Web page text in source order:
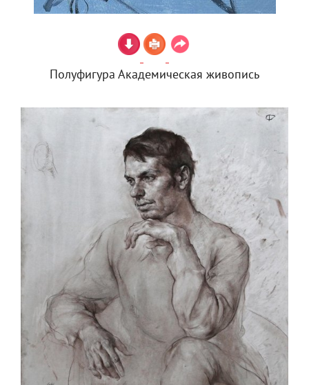
Полуфигура Академическая живопись